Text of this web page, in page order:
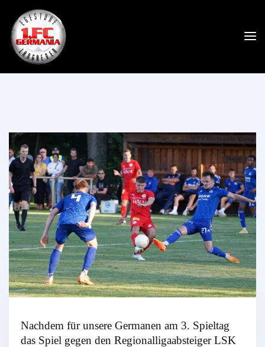
Nachdem für unsere Germanen am 3. Spieltag
das Spiel gegen den Regionalligaabsteiger LSK